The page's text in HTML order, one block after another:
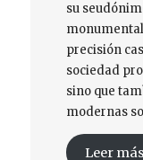
su
precisión
sociedad
sino que
modernas
Leer más